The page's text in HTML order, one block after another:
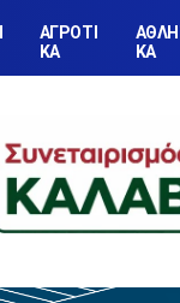
ΑΓΡΟΤΙ
ΚΑ
ΚΑ